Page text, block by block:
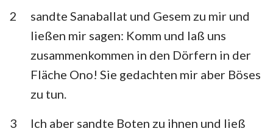
Daniel Hosea
Obadja Jona
Micha
Habakuk Zephanja
2
sandte Sanaballat und Gesem zu mir und
ließen mir sagen: Komm und laß uns
zusammenkommen in den Dörfern in der
Fläche Ono! Sie gedachten mir aber Böses
zu tun.
3
Ich aber sandte Boten zu ihnen und ließ